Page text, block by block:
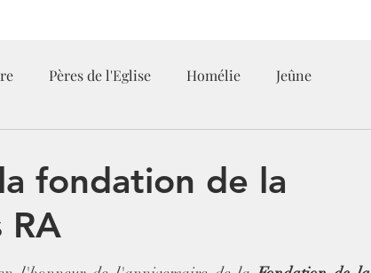
Pères de l'Eglise Homélie Jeûne
fondation de la
RA